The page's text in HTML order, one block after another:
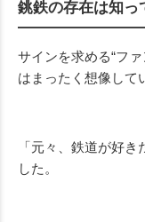
銚鉄の存在は知
サインを求める“フ
はまったく想像して
「元々、鉄道が好
した。